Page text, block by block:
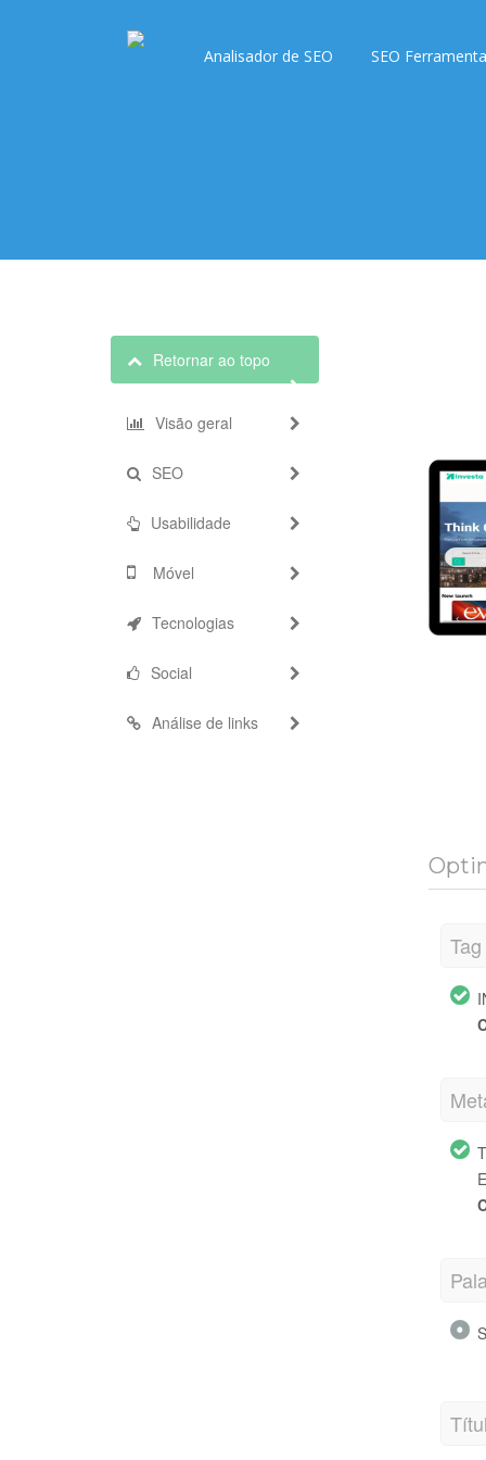
Analisador de SEO SEO
Retornar ao topo
Visão geral
SEO
Usabilidade
Móvel
Tecnologias
Social
Análise de links